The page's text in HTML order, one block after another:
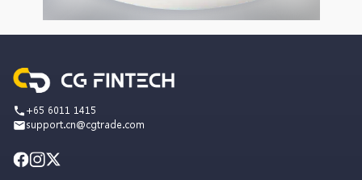
+65 6011 1415
support.cn@cgtrade.com